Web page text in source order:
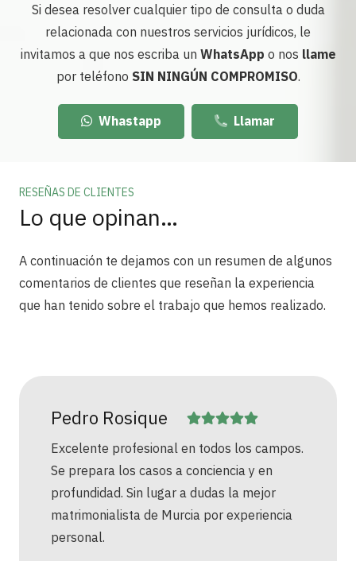
Si desea resolver cualquier tipo de consulta o duda
relacionada con nuestros servicios jurídicos, le
invitamos a que nos escriba un WhatsApp o nos llame
por teléfono SIN NINGÚN COMPROMISO.
Whastapp Llamar
RESEÑAS DE CLIENTES
Lo que opinan…
A continuación te dejamos con un resumen de algunos
comentarios de clientes que reseñan la experiencia
que han tenido sobre el trabajo que hemos realizado.
Pedro Rosique
Excelente profesional en todos los campos.
Se prepara los casos a conciencia y en
profundidad. Sin lugar a dudas la mejor
matrimonialista de Murcia por experiencia
personal.